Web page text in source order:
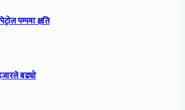
पम्पमा क्षति
बढ्यो